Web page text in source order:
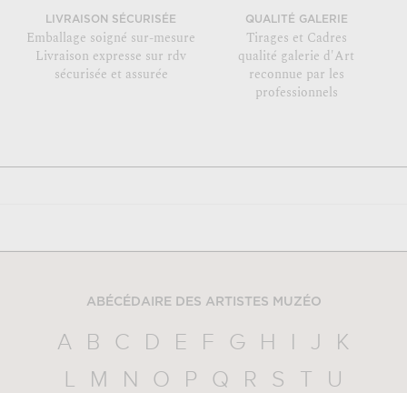
LIVRAISON SÉCURISÉE
Emballage soigné sur-mesure
Livraison expresse sur rdv
sécurisée et assurée
QUALITÉ GALERIE
Tirages et Cadres
qualité galerie d'Art
reconnue par les
professionnels
ABÉCÉDAIRE DES ARTISTES MUZÉO
A B C D E F G H I J
K
L
M N O P Q R S T
U